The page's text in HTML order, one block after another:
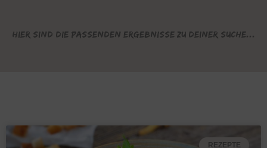
Hier sind die passenden Ergebnisse zu deiner Suche...
REZEPTE